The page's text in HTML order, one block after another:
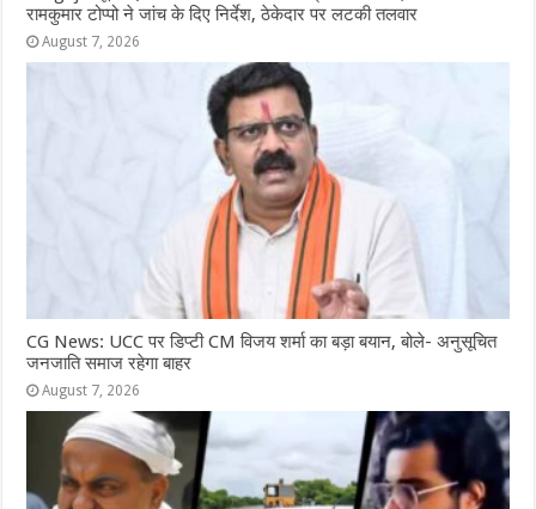
रामकुमार टोप्पो ने जांच के दिए निर्देश, ठेकेदार पर लटकी तलवार
August 7, 2026
CG News: UCC पर डिप्टी CM विजय शर्मा का बड़ा बयान, बोले- अनुसूचित
जनजाति समाज रहेगा बाहर
August 7, 2026